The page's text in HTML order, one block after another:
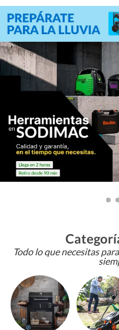
Todo lo que necesitas